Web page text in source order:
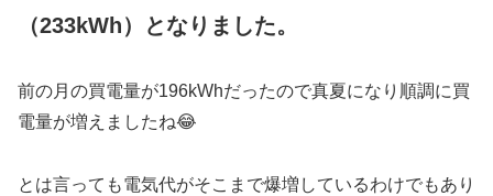
（233kWh）となりました。
前の月の買電量が196kWhだったので真夏になり順調に買
電量が増えましたね😂
とは言っても電気代がそこまで爆増しているわけでもあり